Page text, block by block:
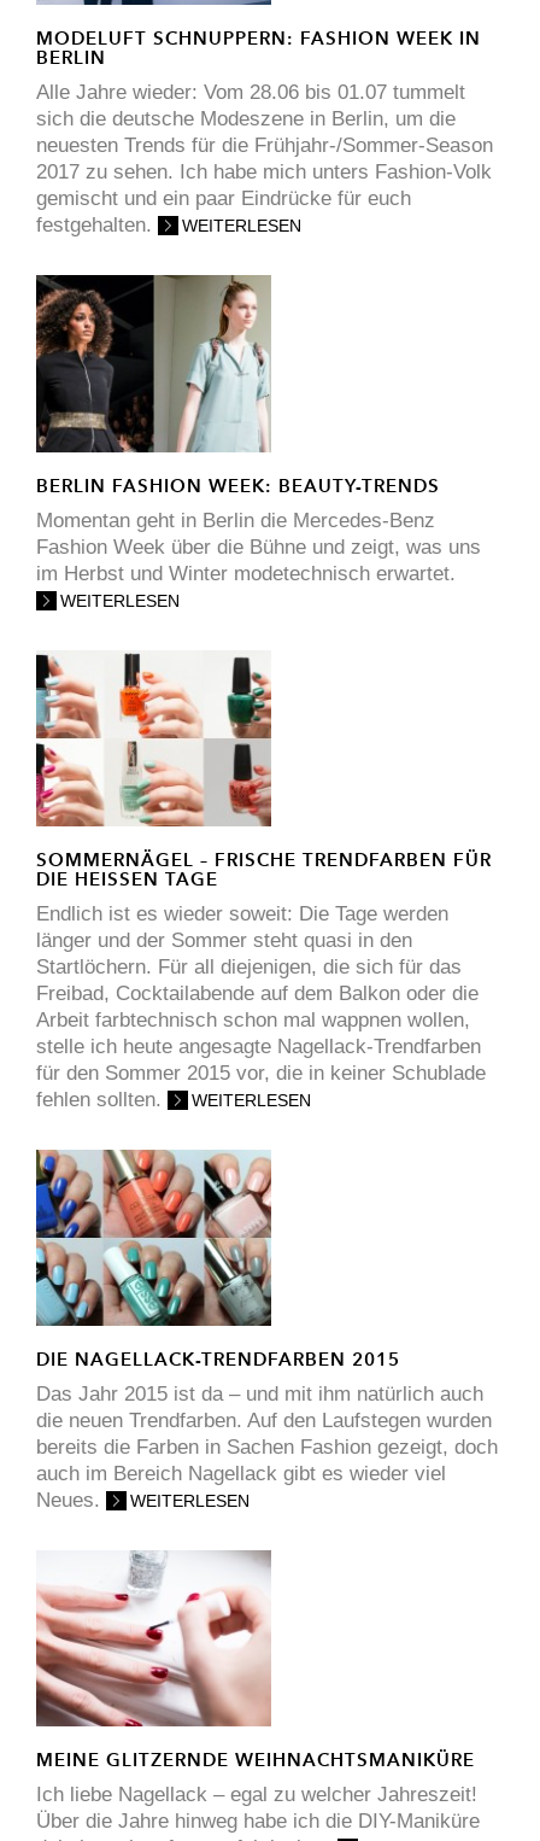
MODELUFT SCHNUPPERN: FASHION WEEK IN
BERLIN
Alle Jahre wieder: Vom 28.06 bis 01.07 tummelt
sich die deutsche Modeszene in Berlin, um die
neuesten Trends für die Frühjahr-/Sommer-Season
2017 zu sehen. Ich habe mich unters Fashion-Volk
gemischt und ein paar Eindrücke für euch
festgehalten.
WEITERLESEN
BERLIN FASHION WEEK: BEAUTY-TRENDS
Momentan geht in Berlin die Mercedes-Benz
Fashion Week über die Bühne und zeigt, was uns
im Herbst und Winter modetechnisch erwartet.
WEITERLESEN
SOMMERNÄGEL – FRISCHE TRENDFARBEN FÜR
DIE HEISSEN TAGE
Endlich ist es wieder soweit: Die Tage werden
länger und der Sommer steht quasi in den
Startlöchern. Für all diejenigen, die sich für das
Freibad, Cocktailabende auf dem Balkon oder die
Arbeit farbtechnisch schon mal wappnen wollen,
stelle ich heute angesagte Nagellack-Trendfarben
für den Sommer 2015 vor, die in keiner Schublade
fehlen sollten.
WEITERLESEN
DIE NAGELLACK-TRENDFARBEN 2015
Das Jahr 2015 ist da – und mit ihm natürlich auch
die neuen Trendfarben. Auf den Laufstegen wurden
bereits die Farben in Sachen Fashion gezeigt, doch
auch im Bereich Nagellack gibt es wieder viel
Neues.
WEITERLESEN
MEINE GLITZERNDE WEIHNACHTSMANIKÜRE
Ich liebe Nagellack – egal zu welcher Jahreszeit!
Über die Jahre hinweg habe ich die DIY-Maniküre